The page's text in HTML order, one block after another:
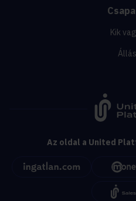
Kik
Az oldal a United